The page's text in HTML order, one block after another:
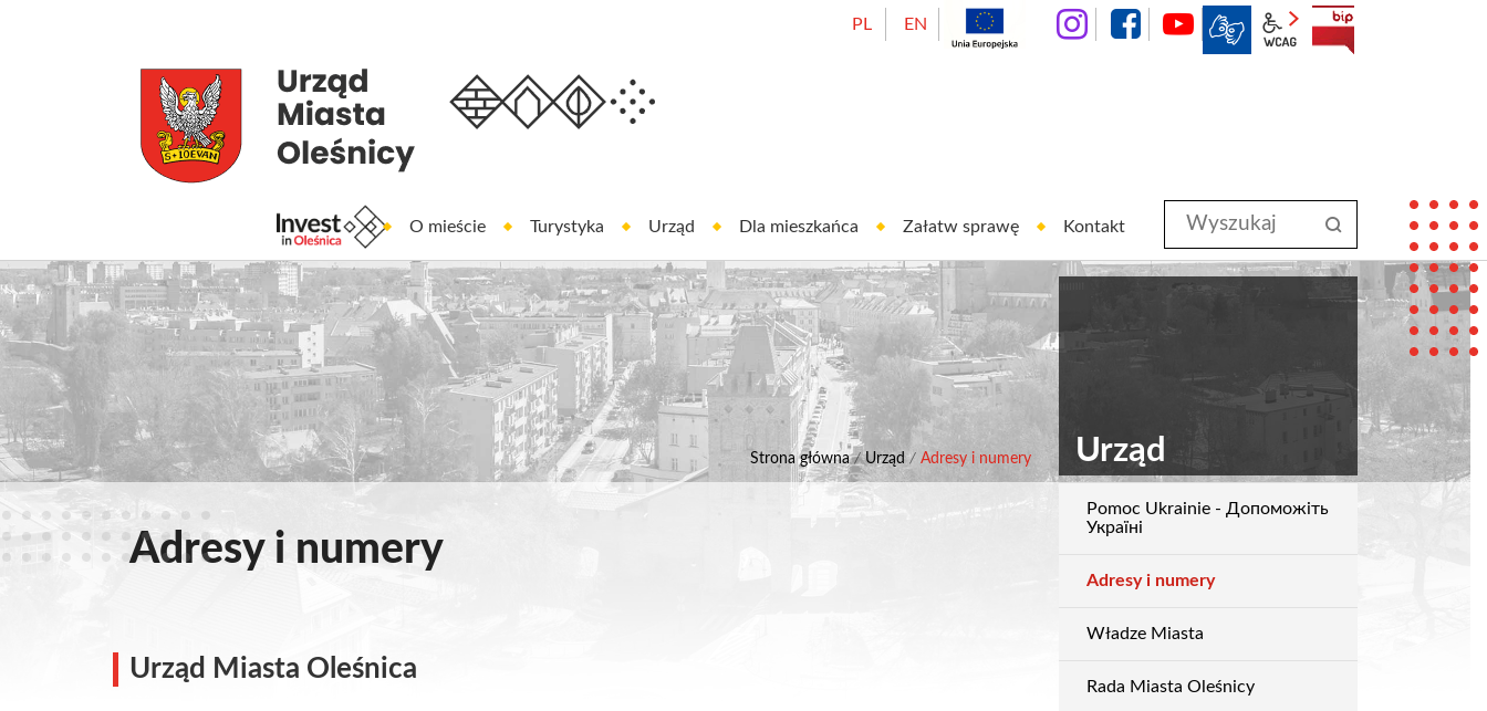
PL EN instagram
facebookYouTube
wcag2.1
Invest In Oleśnica
O mieście Turystyka Urząd Dla mieszkańca Załatw sprawę Kontakt
Wyszukaj
serwisie
Strona główna / Urząd / Adresy i numery Urząd
Adresy i numery
Urząd Miasta Oleśnica
Urząd
Pomoc Ukrainie - Допоможіть
Україні
Adresy i numery
Władze Miasta
Rada Miasta Oleśnicy